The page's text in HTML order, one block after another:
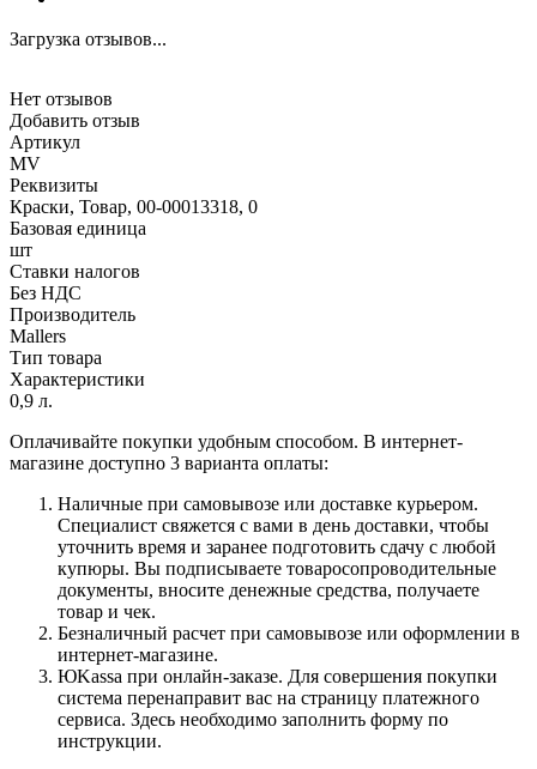
Загрузка отзывов...
Нет отзывов
Добавить отзыв
Артикул
MV
Реквизиты
Краски, Товар, 00-00013318, 0
Базовая единица
шт
Ставки налогов
Без НДС
Производитель
Mallers
Тип товара
Характеристики
0,9 л.
Оплачивайте покупки удобным способом. В интернет-
магазине доступно 3 варианта оплаты:
Наличные при самовывозе или доставке курьером.
Специалист свяжется с вами в день доставки, чтобы
уточнить время и заранее подготовить сдачу с любой
купюры. Вы подписываете товаросопроводительные
документы, вносите денежные средства, получаете
товар и чек.
Безналичный расчет при самовывозе или оформлении в
интернет-магазине.
ЮKassa при онлайн-заказе. Для совершения покупки
система перенаправит вас на страницу платежного
сервиса. Здесь необходимо заполнить форму по
инструкции.